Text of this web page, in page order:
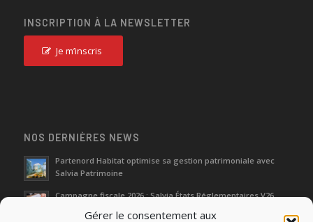
Gérer le consentement aux
INSCRIPTION À LA NEWSLETTER
Je m’inscris
NOS DERNIÈRES NEWS
Partenord Habitat optimise sa gestion patrimoniale avec
Salvia Patrimoine
Campagne fiscale 2026 : Salvia États Réglementaires V26